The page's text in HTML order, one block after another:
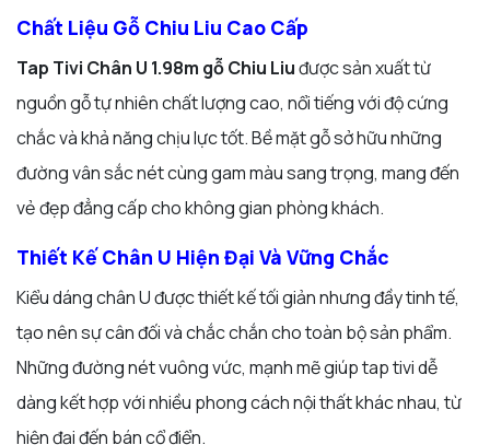
Chất Liệu Gỗ Chiu Liu Cao Cấp
Tap Tivi Chân U 1.98m gỗ Chiu Liuđược sản xuất từ
nguồn gỗ tự nhiên chất lượng cao, nổi tiếng với độ cứng
chắc và khả năng chịu lực tốt. Bề mặt gỗ sở hữu những
đường vân sắc nét cùng gam màu sang trọng, mang đến
vẻ đẹp đẳng cấp cho không gian phòng khách.
Thiết Kế Chân U Hiện Đại Và Vững Chắc
Kiểu dáng chân U được thiết kế tối giản nhưng đầy tinh tế,
tạo nên sự cân đối và chắc chắn cho toàn bộ sản phẩm.
Những đường nét vuông vức, mạnh mẽ giúp tap tivi dễ
dàng kết hợp với nhiều phong cách nội thất khác nhau, từ
hiện đại đến bán cổ điển.